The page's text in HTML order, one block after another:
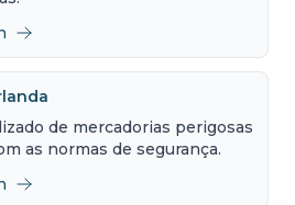
de mercadorias perigosas
as normas de segurança.